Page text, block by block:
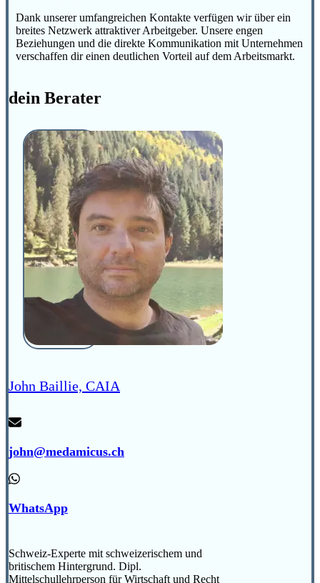
Dank unserer umfangreichen Kontakte verfügen wir über ein
breites Netzwerk attraktiver Arbeitgeber. Unsere engen
Beziehungen und die direkte Kommunikation mit Unternehmen
verschaffen dir einen deutlichen Vorteil auf dem Arbeitsmarkt.
dein Berater
John Baillie, CAIA
john@medamicus.ch
WhatsApp
Schweiz-Experte mit schweizerischem und
britischem Hintergrund. Dipl.
Mittelschullehrperson für Wirtschaft und Recht